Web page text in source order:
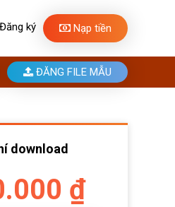
Đăng ký Nạp tiền
ĐĂNG FILE MẪU
download
₫